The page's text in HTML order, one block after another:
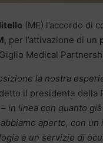
(ME) l’accordo di
, per l’attivazione di un
Medical
la nostra
il presidente della
– in linea con quanto
aperto, con
e un servizio di